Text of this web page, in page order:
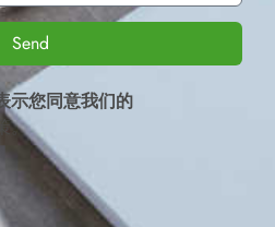
Send
示您同意我们的
。